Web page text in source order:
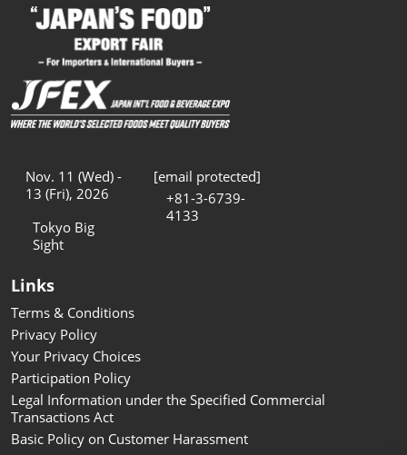
Nov. 11 (Wed) -
13 (Fri), 2026
Tokyo Big
Sight
[email protected]
+81-3-6739-
4133
Links
Terms & Conditions
Privacy Policy
Your Privacy Choices
Participation Policy
Legal Information under the Specified Commercial
Transactions Act
Basic Policy on Customer Harassment